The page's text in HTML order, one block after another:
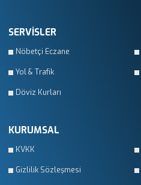
SERVİSLER
Nöbetçi Eczane
Yol & Trafik
Döviz Kurları
KURUMSAL
KVKK
Gizlilik Sözleşmesi